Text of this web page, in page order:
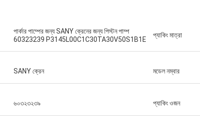
পার্কার পাম্পের জন্য SANY ক্রেনের জন্য পিস্টন পাম্প
60323239 P3145L00C1C30TA30V50S1B1E
প্যাকিং মাত্রা
SANY ক্রেন মডেল নম্বার
৬০৩২৩২৩৯ প্যাকিং ওজন